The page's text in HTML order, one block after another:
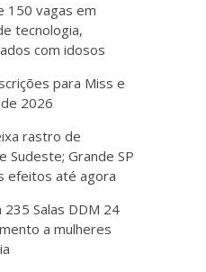
150 vagas em
tecnologia,
com idosos
para Miss e
2026
rastro de
Sudeste; Grande SP
efeitos até agora
235 Salas DDM 24
a mulheres